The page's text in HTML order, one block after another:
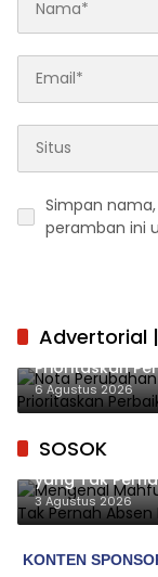
Simpan
peramban ini
Advertorial
Nota
Prioritaskan
Penyelesaian
6 Agustus 2026
SOSOK
Mengenal
yang Tak
3 Agustus 2026